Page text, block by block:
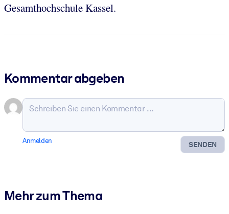
Gesamthochschule Kassel.
Kommentar abgeben
SENDEN
Anmelden
Mehr zum Thema